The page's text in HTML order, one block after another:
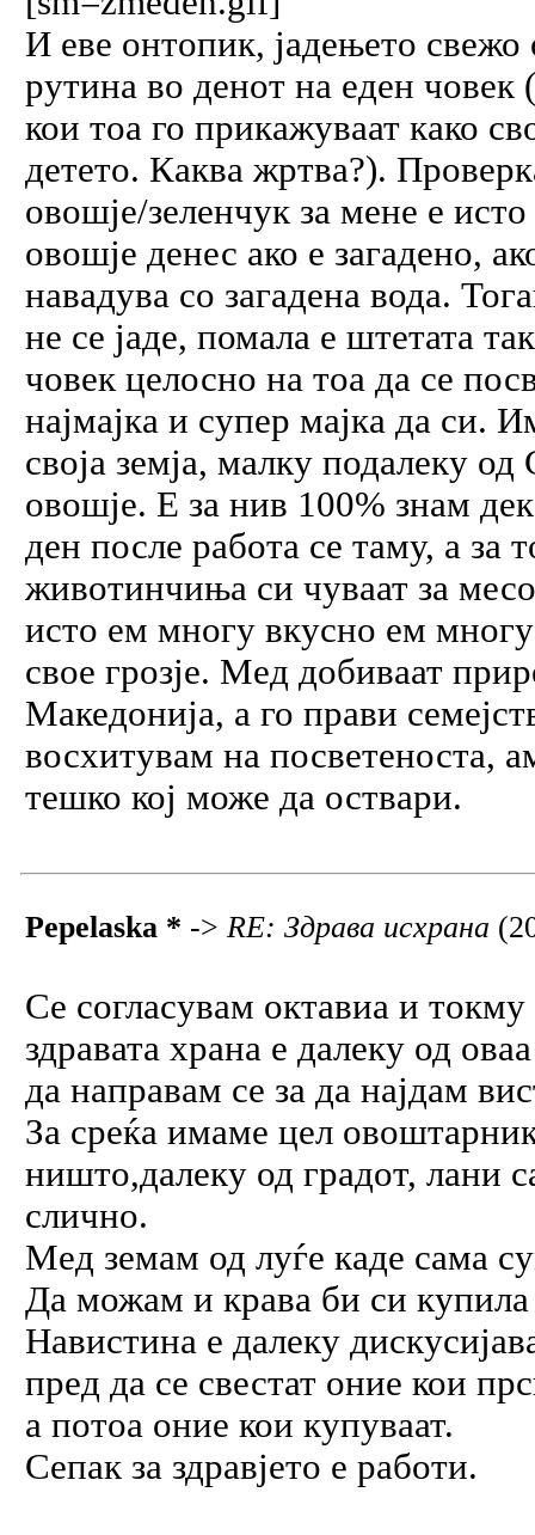
И еве онтопик, јадењето
рутина во денот на еден човек
кои тоа го прикажуваат како
детето. Каква жртва?).
овошје/зеленчук за мене е
овошје денес ако е загадено,
навадува со загадена вода.
не се јаде, помала е штетата
човек целосно на тоа да се
најмајка и супер мајка да си.
своја земја, малку подалеку
овошје. Е за нив 100% знам
ден после работа се таму, а за
животинчиња си чуваат за
исто ем многу вкусно ем
свое грозје. Мед добиваат
Македонија, а го прави
восхитувам на посветеноста,
тешко кој може да оствари.
Pepelaska * -> RE: Здрава исхрана
Се согласувам октавиа и
здравата храна е далеку од
да направам се за да најдам
За среќа имаме цел
ништо,далеку од градот, лани
слично.
Мед земам од луѓе каде сама
Да можам и крава би си
Навистина е далеку
пред да се свестат оние кои
а потоа оние кои купуваат.
Сепак за здравјето е работи.